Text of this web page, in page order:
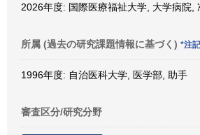
2026年度: 国際医療福祉大学, 大学病院,
所属 (過去の研究課題情報に基づく) *注記
1996年度: 自治医科大学, 医学部, 助手
審査区分/研究分野